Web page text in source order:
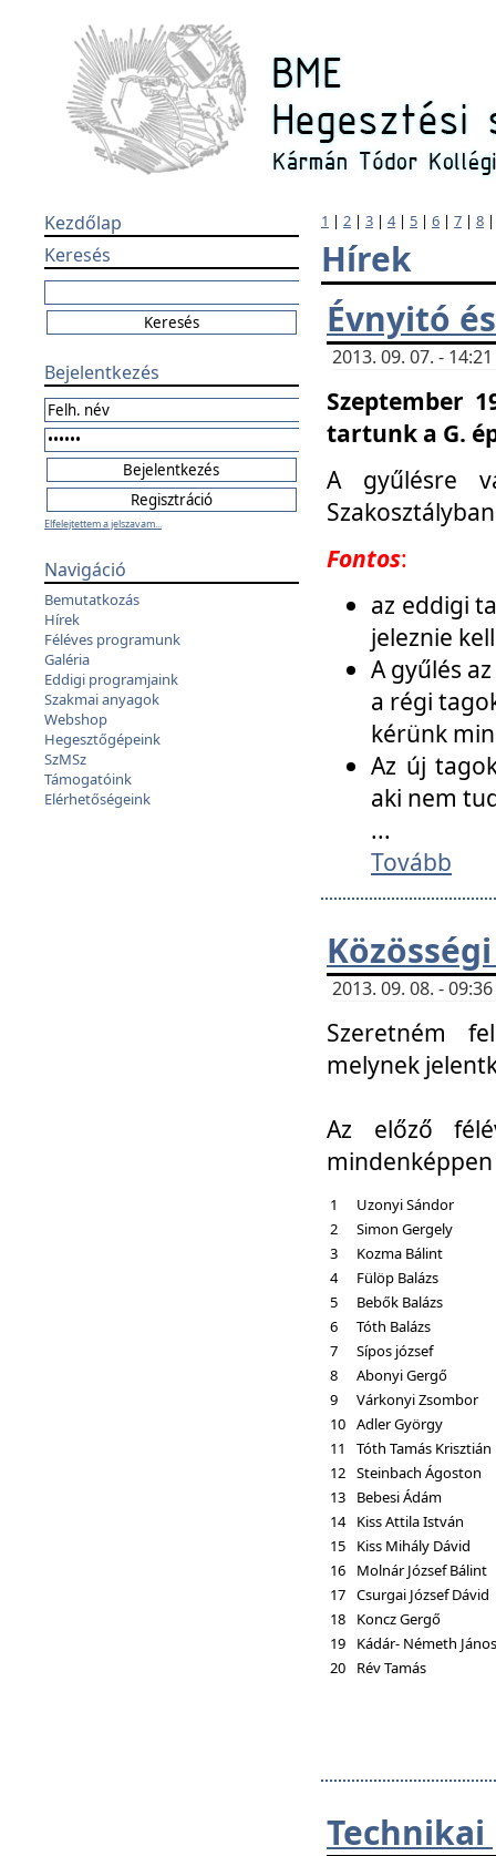
Kezdőlap
Keresés
Bejelentkezés
Elfelejtettem a jelszavam...
Navigáció
Bemutatkozás
Hírek
Féléves programunk
Galéria
Eddigi programjaink
Szakmai anyagok
Webshop
Hegesztőgépeink
SzMSz
Támogatóink
Elérhetőségeink
1 | 2 | 3 | 4| 5 | 6 | 7 | 8
Hírek
Évnyitó
2013. 09. 07. -
Szeptember
tartunk a G.
A gyűlésre
Fontos:
az eddigi
jeleznie
A gyűlés
a régi
kérünk
Az új
aki nem
...
Tovább
2013. 09. 08. -
Szeretném
melynek
Az előző
1
Uzonyi Sándor
2
Simon Gergely
3
Kozma Bálint
4
Fülöp Balázs
5
Bebők Balázs
6
Tóth Balázs
7
Sípos józsef
8
Abonyi Gergő
9
Várkonyi Zsombor
10 Adler György
11
Tóth Tamás Krisztián
12 Steinbach Ágoston
13
Bebesi Ádám
14 Kiss Attila István
15
Kiss Mihály Dávid
16
Molnár József Bálint
17 Csurgai József Dávid
18
Koncz Gergő
19
Kádár- Németh János
20
Rév Tamás